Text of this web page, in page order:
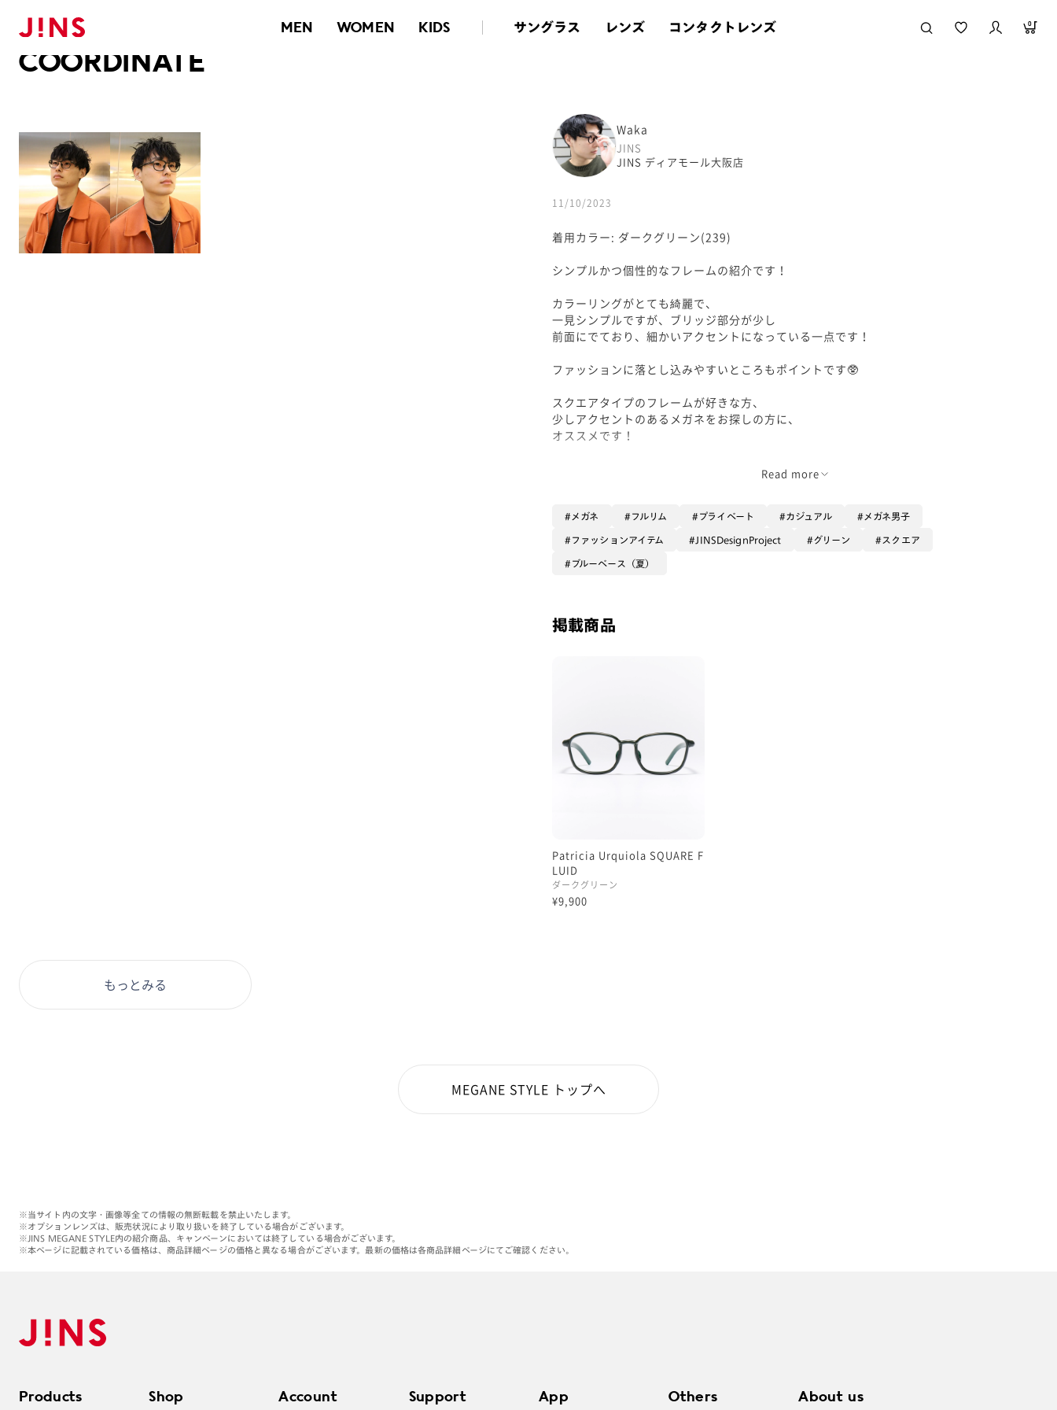
MEN WOMEN KIDS サングラス レンズ コンタクトレンズ 0
メガネのJINS TOP
COORDINATE
Waka
JINS
JINS ディアモール大阪店
11/10/2023
着用カラー: ダークグリーン(239)
シンプルかつ個性的なフレームの紹介です！
カラーリングがとても綺麗で、
一見シンプルですが、ブリッジ部分が少し
前面にでており、細かいアクセントになっている一点です！
ファッションに落とし込みやすいところもポイントです🥸
スクエアタイプのフレームが好きな方、
少しアクセントのあるメガネをお探しの方に、
オススメです！
Read more
メガネ フルリム プライベート カジュアル メガネ男子
ファッションアイテム JINSDesignProject グリーン スクエア
ブルーベース（夏）
掲載商品
Patricia Urquiola SQUARE F
LUID
ダークグリーン
¥9,900
もっとみる
MEGANE STYLE トップへ
※当サイト内の文字・画像等全ての情報の無断転載を禁止いたします。
※オプションレンズは、販売状況により取り扱いを終了している場合がございます。
※JINS MEGANE STYLE内の紹介商品、キャンペーンにおいては終了している場合がございます。
※本ページに記載されている価格は、商品詳細ページの価格と異なる場合がございます。最新の価格は各商品詳細ページにてご確認ください。
Products Shop Account Support App Others About us